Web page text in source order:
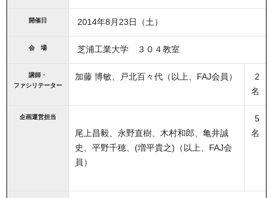
開催日 2014年8月23日（土）
会 場 芝浦工業大学 ３０４教室
講師・
ファシリテーター
加藤 博敏、戸北百々代（以上、FAJ会員）
2
名
企画運営担当
尾上昌毅、永野直樹、木村和郎、亀井誠
史、平野千穂、(増平貴之)（以上、FAJ会
員）
5
名